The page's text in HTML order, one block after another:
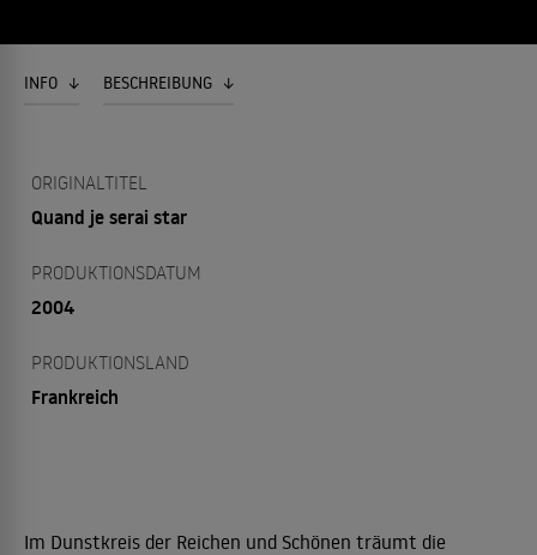
INFO BESCHREIBUNG
ORIGINALTITEL
Quand je serai star
PRODUKTIONSDATUM
2004
PRODUKTIONSLAND
Frankreich
Im Dunstkreis der Reichen und Schönen träumt die